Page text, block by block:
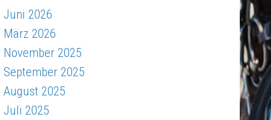
Juni 2026
März 2026
November 2025
September 2025
August 2025
Juli 2025